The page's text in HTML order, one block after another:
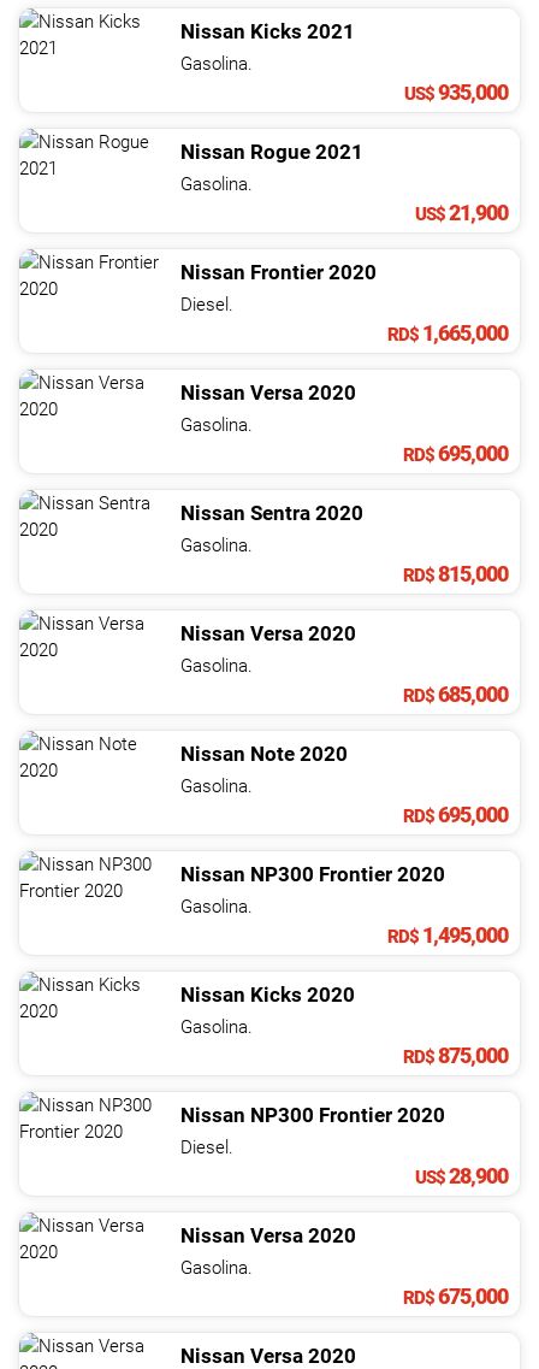
Nissan Kicks 2021
Gasolina.
US$935,000
Nissan Rogue 2021
Gasolina.
US$21,900
Nissan Frontier 2020
Diesel.
RD$ 1,665,000
Nissan Versa 2020
Gasolina.
RD$695,000
Nissan Sentra 2020
Gasolina.
RD$815,000
Nissan Versa 2020
Gasolina.
RD$685,000
Nissan Note 2020
Gasolina.
RD$695,000
Nissan NP300 Frontier 2020
Gasolina.
RD$ 1,495,000
Nissan Kicks 2020
Gasolina.
RD$875,000
Nissan NP300 Frontier 2020
Diesel.
US$28,900
Nissan Versa 2020
Gasolina.
RD$675,000
Nissan Versa 2020